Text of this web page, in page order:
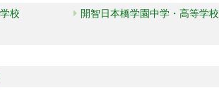
校
開智日本橋学園中学・高等学校